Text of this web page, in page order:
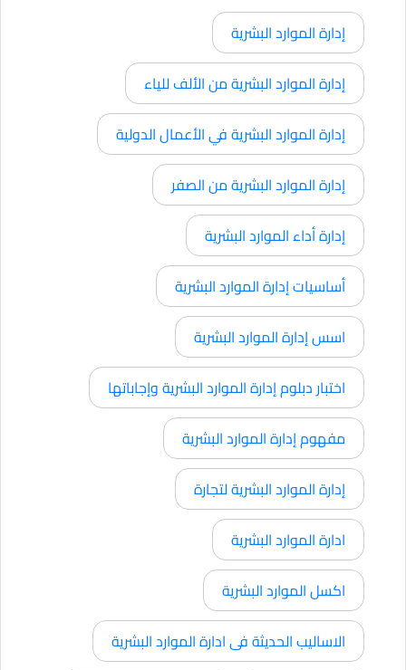
إدارة الموارد البشرية
إدارة الموارد البشرية من الألف للياء
إدارة الموارد البشرية في الأعمال الدولية
إدارة الموارد البشرية من الصفر
إدارة أداء الموارد البشرية
أساسيات إدارة الموارد البشرية
اسس إدارة الموارد البشرية
اختبار دبلوم إدارة الموارد البشرية وإجاباتها
مفهوم إدارة الموارد البشرية
إدارة الموارد البشرية لتجارة
ادارة الموارد البشرية
اكسل الموارد البشرية
الاساليب الحديثة فى ادارة الموارد البشرية